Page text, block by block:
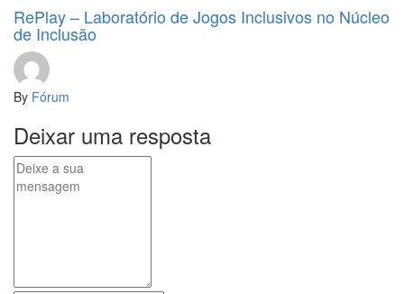
RePlay – Laboratório de Jogos Inclusivos no Núcleo
de Inclusão
By Fórum
Deixar uma resposta